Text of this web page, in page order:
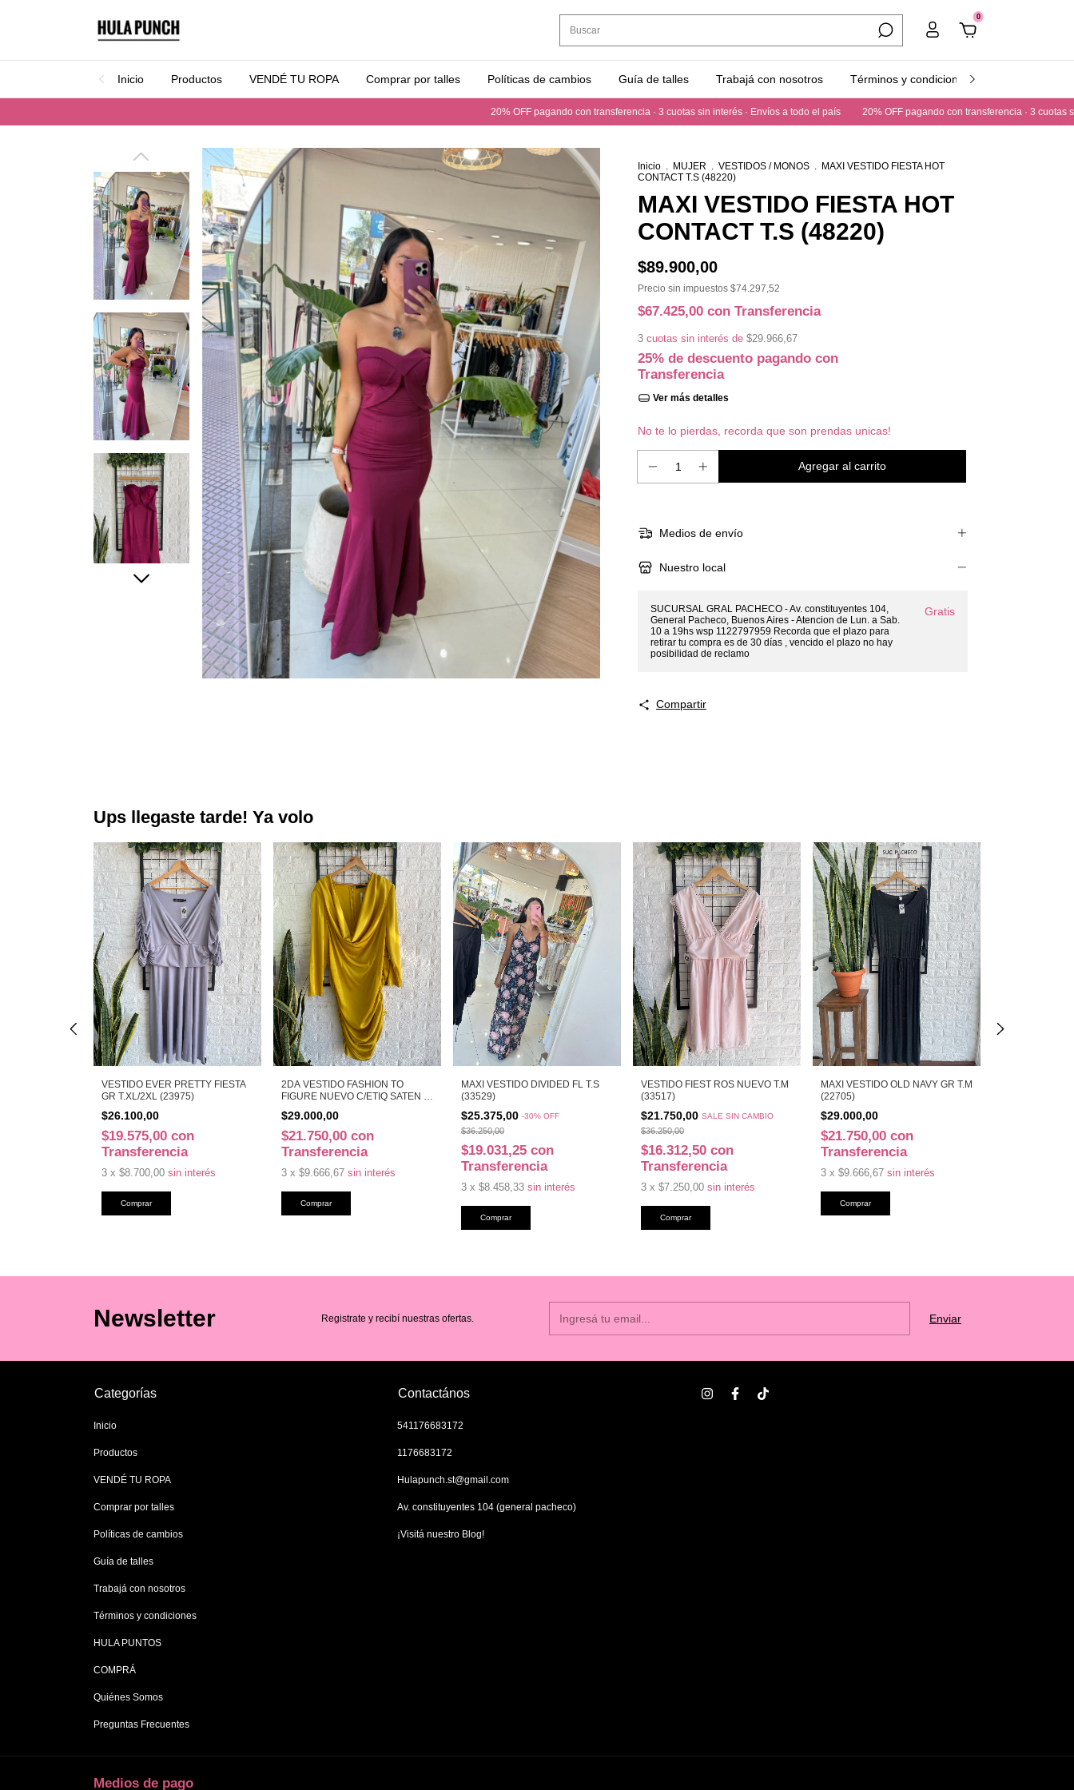
0
Inicio Productos VENDÉ TU ROPA Comprar por talles Políticas de cambios Guía de talles Trabajá con nosotros Términos y condiciones
20% OFF pagando con transferencia · 3 cuotas sin interés · Envíos a todo el país 20% OFF pagando con transferencia · 3 cuotas sin
Inicio . MUJER . VESTIDOS / MONOS . MAXI VESTIDO FIESTA HOT
CONTACT T.S (48220)
MAXI VESTIDO FIESTA HOT
CONTACT T.S (48220)
$89.900,00
Precio sin impuestos $74.297,52
$67.425,00 con Transferencia
3 cuotas sin interés de $29.966,67
25% de descuento pagando con
Transferencia
Ver más detalles
No te lo pierdas, recorda que son prendas unicas!
Medios de envío
Nuestro local
SUCURSAL GRAL PACHECO - Av. constituyentes 104,
General Pacheco, Buenos Aires - Atencion de Lun. a Sab.
10 a 19hs wsp 1122797959 Recorda que el plazo para
retirar tu compra es de 30 días , vencido el plazo no hay
posibilidad de reclamo
Gratis
Compartir
Ups llegaste tarde! Ya volo
VESTIDO EVER PRETTY FIESTA
GR T.XL/2XL (23975)
$26.100,00
$19.575,00 con
Transferencia
3 x $8.700,00 sin interés
2DA VESTIDO FASHION TO
FIGURE NUEVO C/ETIQ SATEN T.
AM (E17492)
$29.000,00
$21.750,00 con
Transferencia
3 x $9.666,67 sin interés
MAXI VESTIDO DIVIDED FL T.S
(33529)
$25.375,00 -30% OFF
$36.250,00
$19.031,25 con
Transferencia
3 x $8.458,33 sin interés
VESTIDO FIEST ROS NUEVO T.M
(33517)
$21.750,00 SALE SIN CAMBIO
$36.250,00
$16.312,50 con
Transferencia
3 x $7.250,00 sin interés
MAXI VESTIDO OLD NAVY GR T.M
(22705)
$29.000,00
$21.750,00 con
Transferencia
3 x $9.666,67 sin interés
Newsletter Registrate y recibí nuestras ofertas.
Categorías
Inicio
Productos
VENDÉ TU ROPA
Comprar por talles
Políticas de cambios
Guía de talles
Trabajá con nosotros
Términos y condiciones
HULA PUNTOS
COMPRÁ
Quiénes Somos
Preguntas Frecuentes
Contactános
541176683172
1176683172
Hulapunch.st@gmail.com
Av. constituyentes 104 (general pacheco)
¡Visitá nuestro Blog!
Medios de pago